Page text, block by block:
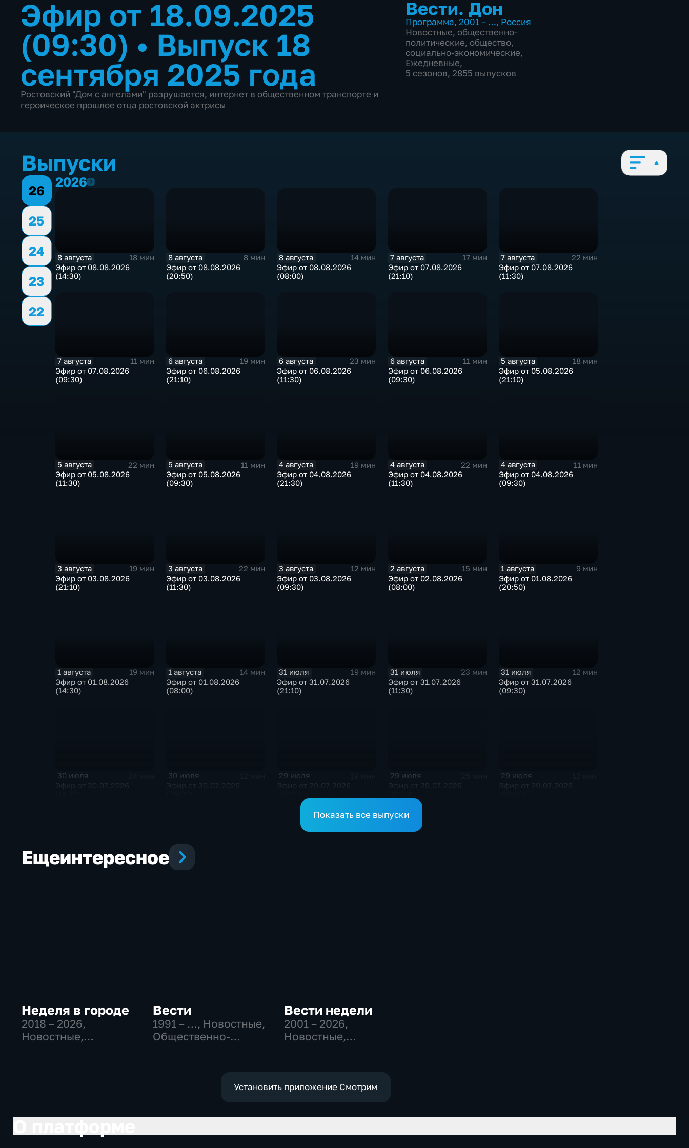
Эфир от 18.09.2025
(09:30) • Выпуск 18
сентября 2025 года
Ростовский "Дом с ангелами" разрушается, интернет в общественном транспорте и
героическое прошлое отца ростовской актрисы
Вести. Дон
Программа, 2001 – …, Россия
Новостные, общественно-
политические, общество,
социально-экономические,
Ежедневные,
5 сезонов, 2855 выпусков
Выпуски
26
25
24
23
22
20262026
8 августа
18 мин
Эфир от 08.08.2026
(14:30)
8 августа
8 мин
Эфир от 08.08.2026
(20:50)
8 августа
14 мин
Эфир от 08.08.2026
(08:00)
7 августа
17 мин
Эфир от 07.08.2026
(21:10)
7 августа
22 мин
Эфир от 07.08.2026
(11:30)
7 августа
11 мин
Эфир от 07.08.2026
(09:30)
6 августа
19 мин
Эфир от 06.08.2026
(21:10)
6 августа
23 мин
Эфир от 06.08.2026
(11:30)
6 августа
11 мин
Эфир от 06.08.2026
(09:30)
5 августа
18 мин
Эфир от 05.08.2026
(21:10)
5 августа
22 мин
Эфир от 05.08.2026
(11:30)
5 августа
11 мин
Эфир от 05.08.2026
(09:30)
4 августа
19 мин
Эфир от 04.08.2026
(21:30)
4 августа
22 мин
Эфир от 04.08.2026
(11:30)
4 августа
11 мин
Эфир от 04.08.2026
(09:30)
3 августа
19 мин
Эфир от 03.08.2026
(21:10)
3 августа
22 мин
Эфир от 03.08.2026
(11:30)
3 августа
12 мин
Эфир от 03.08.2026
(09:30)
2 августа
15 мин
Эфир от 02.08.2026
(08:00)
1 августа
9 мин
Эфир от 01.08.2026
(20:50)
1 августа
19 мин
Эфир от 01.08.2026
(14:30)
1 августа
14 мин
Эфир от 01.08.2026
(08:00)
31 июля
19 мин
Эфир от 31.07.2026
(21:10)
31 июля
23 мин
Эфир от 31.07.2026
(11:30)
31 июля
12 мин
Эфир от 31.07.2026
(09:30)
30 июля 30 июля 29 июля 29 июля 29 июля
Показать все выпуски
Ещеинтересное
Неделя в городе
2018 – 2026,
Новостные,
Вести
1991 – …, Новостные,
Общественно-
Вести недели
2001 – 2026,
Новостные,
Установить приложение Смотрим